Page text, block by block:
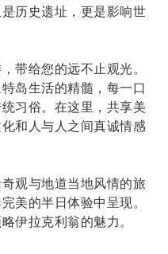
历史遗址，更是影响世
带给您的远不止观光。
岛生活的精髓，每一口
习俗。在这里，共享美
和人与人之间真诚情感
观与地道当地风情的旅
美的半日体验中呈现。
伊拉克利翁的魅力。